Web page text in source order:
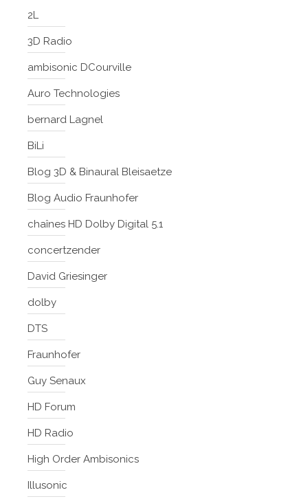
2L
3D Radio
ambisonic DCourville
Auro Technologies
bernard Lagnel
BiLi
Blog 3D & Binaural Bleisaetze
Blog Audio Fraunhofer
chaînes HD Dolby Digital 5.1
concertzender
David Griesinger
dolby
DTS
Fraunhofer
Guy Senaux
HD Forum
HD Radio
High Order Ambisonics
Illusonic